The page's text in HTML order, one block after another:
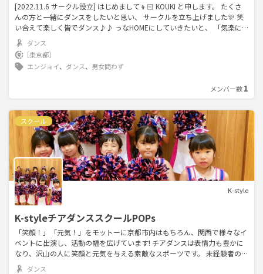
[2022.11.6 サークル設立] はじめまして👦🏻 KOUKI と申します。 たくさ
んの方と一緒にダンスをしたいと思い、 サークルを立ち上げました🎊 笑
い合えて楽しく皆でダンス♪♪ っなHOMEにしていきたいと、 「気楽に
楽しくダンスをできる場所」 をモットーに活動しています🏠 未経験だけ
どダンスやってみたい 運動不足解消したい 友達つくりしたい 暇つぶし 笑
…etc でもOKです！🙆‍♂️ 初心者も経験者も参加大歓迎！🔥🔥 丁寧にゆっく
りじっくりレクチャーします！ 興味持って頂けたら、是非体験に来てく
レッスン形式です ・参加費は2000円(体験500円) レッスン日は毎週日曜
で行います！ ※時間帯はその時の都合で変わります。 この様な内容で、
・月1〜4回 レッスンをやっています🔥🔥 ぜひぜひ一緒に踊りましょう！
🕺💃 笑いましょー楽しみましょー！😊 ご質問等あればなんでも聞いて下さ
い🙋‍♂️
ダンス
［東京都］
エンジョイ、 ダンス、 男女問わず
メンバー数1
スクール
K-style
K-styleチアダンススクールPOPs
「笑顔！」「元気！」をモットーに京都市内はもちろん、関西で様々なイ
ベントに出演し、活動の幅を広げています! チアダンスは表情力も豊かに
なり、沢山の人に笑顔と元気を与える素敵なスポーツです。 未経験者の方
も、経験者の方も安心してとても楽しくレッスンが受けられます
ダンス